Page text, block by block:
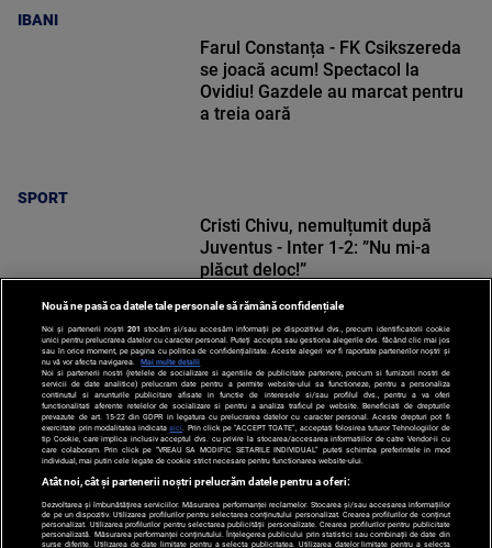
IBANI
SPORT
Farul Constanța - FK Csikszereda
se joacă acum! Spectacol la
Ovidiu! Gazdele au marcat pentru
a treia oară
SPORT
Cristi Chivu, nemulțumit după
Juventus - Inter 1-2: ”Nu mi-a
plăcut deloc!”
Nouă ne pasă ca datele tale personale să rămână confidențiale
Noi și partenerii noștri 201 stocăm și/sau accesăm informații pe dispozitivul dvs., precum identificatorii cookie
unici pentru prelucrarea datelor cu caracter personal. Puteți accepta sau gestiona alegerile dvs. făcând clic mai jos
sau în orice moment, pe pagina cu politica de confidențialitate. Aceste alegeri vor fi raportate partenerilor noștri și
nu vă vor afecta navigarea.
Mai multe detalii
Noi si partenerii nostri (retelele de socializare si agentiile de publicitate partenere, precum si furnizorii nostri de
servicii de date analitice) prelucram date pentru a permite website-ului sa functioneze, pentru a personaliza
continutul si anunturile publicitare afisate in functie de interesele si/sau profilul dvs., pentru a va oferi
functionalitati aferente retelelor de socializare si pentru a analiza traficul pe website. Beneficiati de drepturile
prevazute de art. 15-22 din GDPR in legatura cu prelucrarea datelor cu caracter personal. Aceste drepturi pot fi
exercitate prin modalitatea indicataaici . Prin click pe “ACCEPT TOATE”, acceptati folosirea tuturor Tehnologiilor de
tip Cookie, care implica inclusiv acceptul dvs. cu privire la stocarea/accesarea informatiilor de catre Vendor-ii cu
care colaboram. Prin click pe “VREAU SA MODIFIC SETARILE INDIVIDUAL” puteti schimba preferintele in mod
individual, mai putin cele legate de cookie strict necesare pentru functionarea website-ului.
Atât noi, cât și partenerii noștri prelucrăm datele pentru a oferi:
Dezvoltarea și îmbunătățirea serviciilor. Măsurarea performanței reclamelor. Stocarea și/sau accesarea informațiilor
de pe un dispozitiv. Utilizarea profilurilor pentru selectarea conținutului personalizat. Crearea profilurilor de conținut
personalizat. Utilizarea profilurilor pentru selectarea publicității personalizate. Crearea profilurilor pentru publicitate
personalizată. Măsurarea performanței conținutului. Înțelegerea publicului prin statistici sau combinații de date din
surse diferite. Utilizarea de date limitate pentru a selecta publicitatea. Utilizarea datelor limitate pentru a selecta